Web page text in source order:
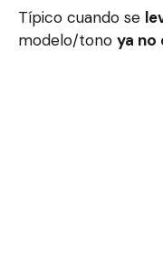
Típico cuando se
modelo/tono ya no